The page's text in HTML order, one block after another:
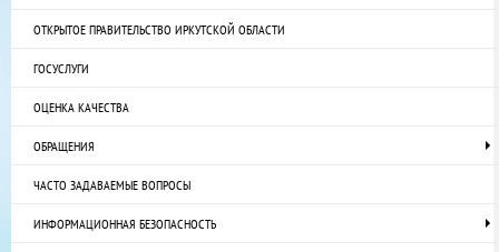
ОТКРЫТОЕ ПРАВИТЕЛЬСТВО ИРКУТСКОЙ ОБЛАСТИ
ГОСУСЛУГИ
ОЦЕНКА КАЧЕСТВА
ОБРАЩЕНИЯ
ЧАСТО ЗАДАВАЕМЫЕ ВОПРОСЫ
ИНФОРМАЦИОННАЯ БЕЗОПАСНОСТЬ